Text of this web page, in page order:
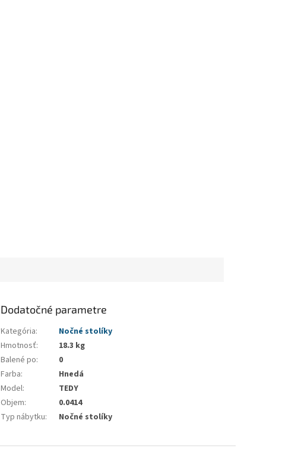
Dodatočné parametre
Kategória:
Nočné stolíky
Hmotnosť:
18.3 kg
Balené po:
0
Farba:
Hnedá
Model:
TEDY
Objem:
0.0414
Typ nábytku: Nočné stolíky